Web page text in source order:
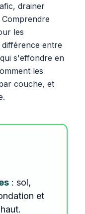
drainer
les
entre
s'effondre en
les
couche, et
: sol,
et